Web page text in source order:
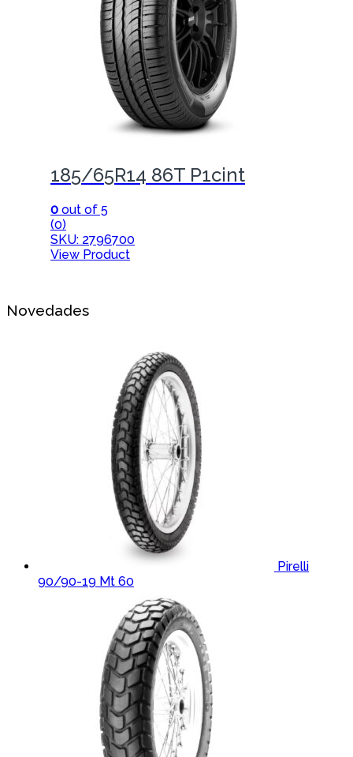
185/65R14 86T P1cint
0 out of 5
(0)
SKU: 2796700
View Product
Novedades
Pirelli
90/90-19 Mt 60